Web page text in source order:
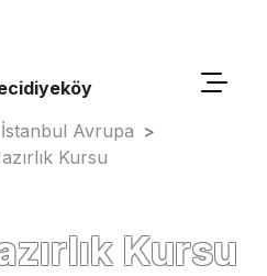
İstanbul Avrupa >
Kursu
Kursu